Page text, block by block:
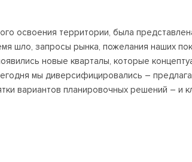
освоения территории, была
шло, запросы рынка, пожелания наших
новые кварталы, которые
мы диверсифицировались –
вариантов планировочных решений – и